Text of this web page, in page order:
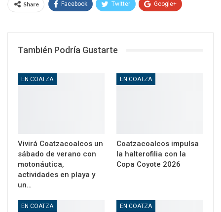
Share Facebook Twitter Google+
También Podría Gustarte
EN COATZA
Vivirá Coatzacoalcos un
sábado de verano con
motonáutica,
actividades en playa y
un…
EN COATZA
Coatzacoalcos impulsa
la halterofilia con la
Copa Coyote 2026
EN COATZA EN COATZA